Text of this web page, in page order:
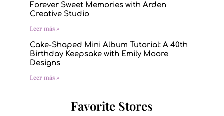
Forever Sweet Memories with Arden
Creative Studio
Leer más »
Cake-Shaped Mini Album Tutorial: A 40th
Birthday Keepsake with Emily Moore
Designs
Leer más »
Favorite Stores